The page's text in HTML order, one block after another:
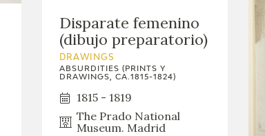
Disparate femenino
(dibujo preparatorio)
DRAWINGS
ABSURDITIES (PRINTS Y
DRAWINGS, CA.1815-1824)
1815 - 1819
The Prado National
Museum. Madrid